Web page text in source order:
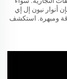
أنوار نيون إل إي
ومبهرة. استكشف